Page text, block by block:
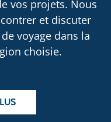
vos projets. Nous
et discuter
voyage dans la
choisie.